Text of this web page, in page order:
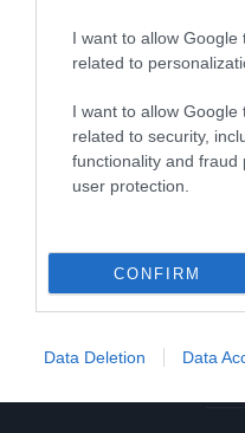
I want to allow Google
related to
I want to allow Google
related to security,
functionality and
user protection.
CONFIRM
Data Deletion Data